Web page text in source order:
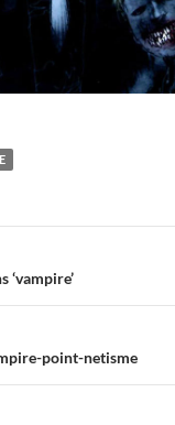
‘vampire’
point-netisme